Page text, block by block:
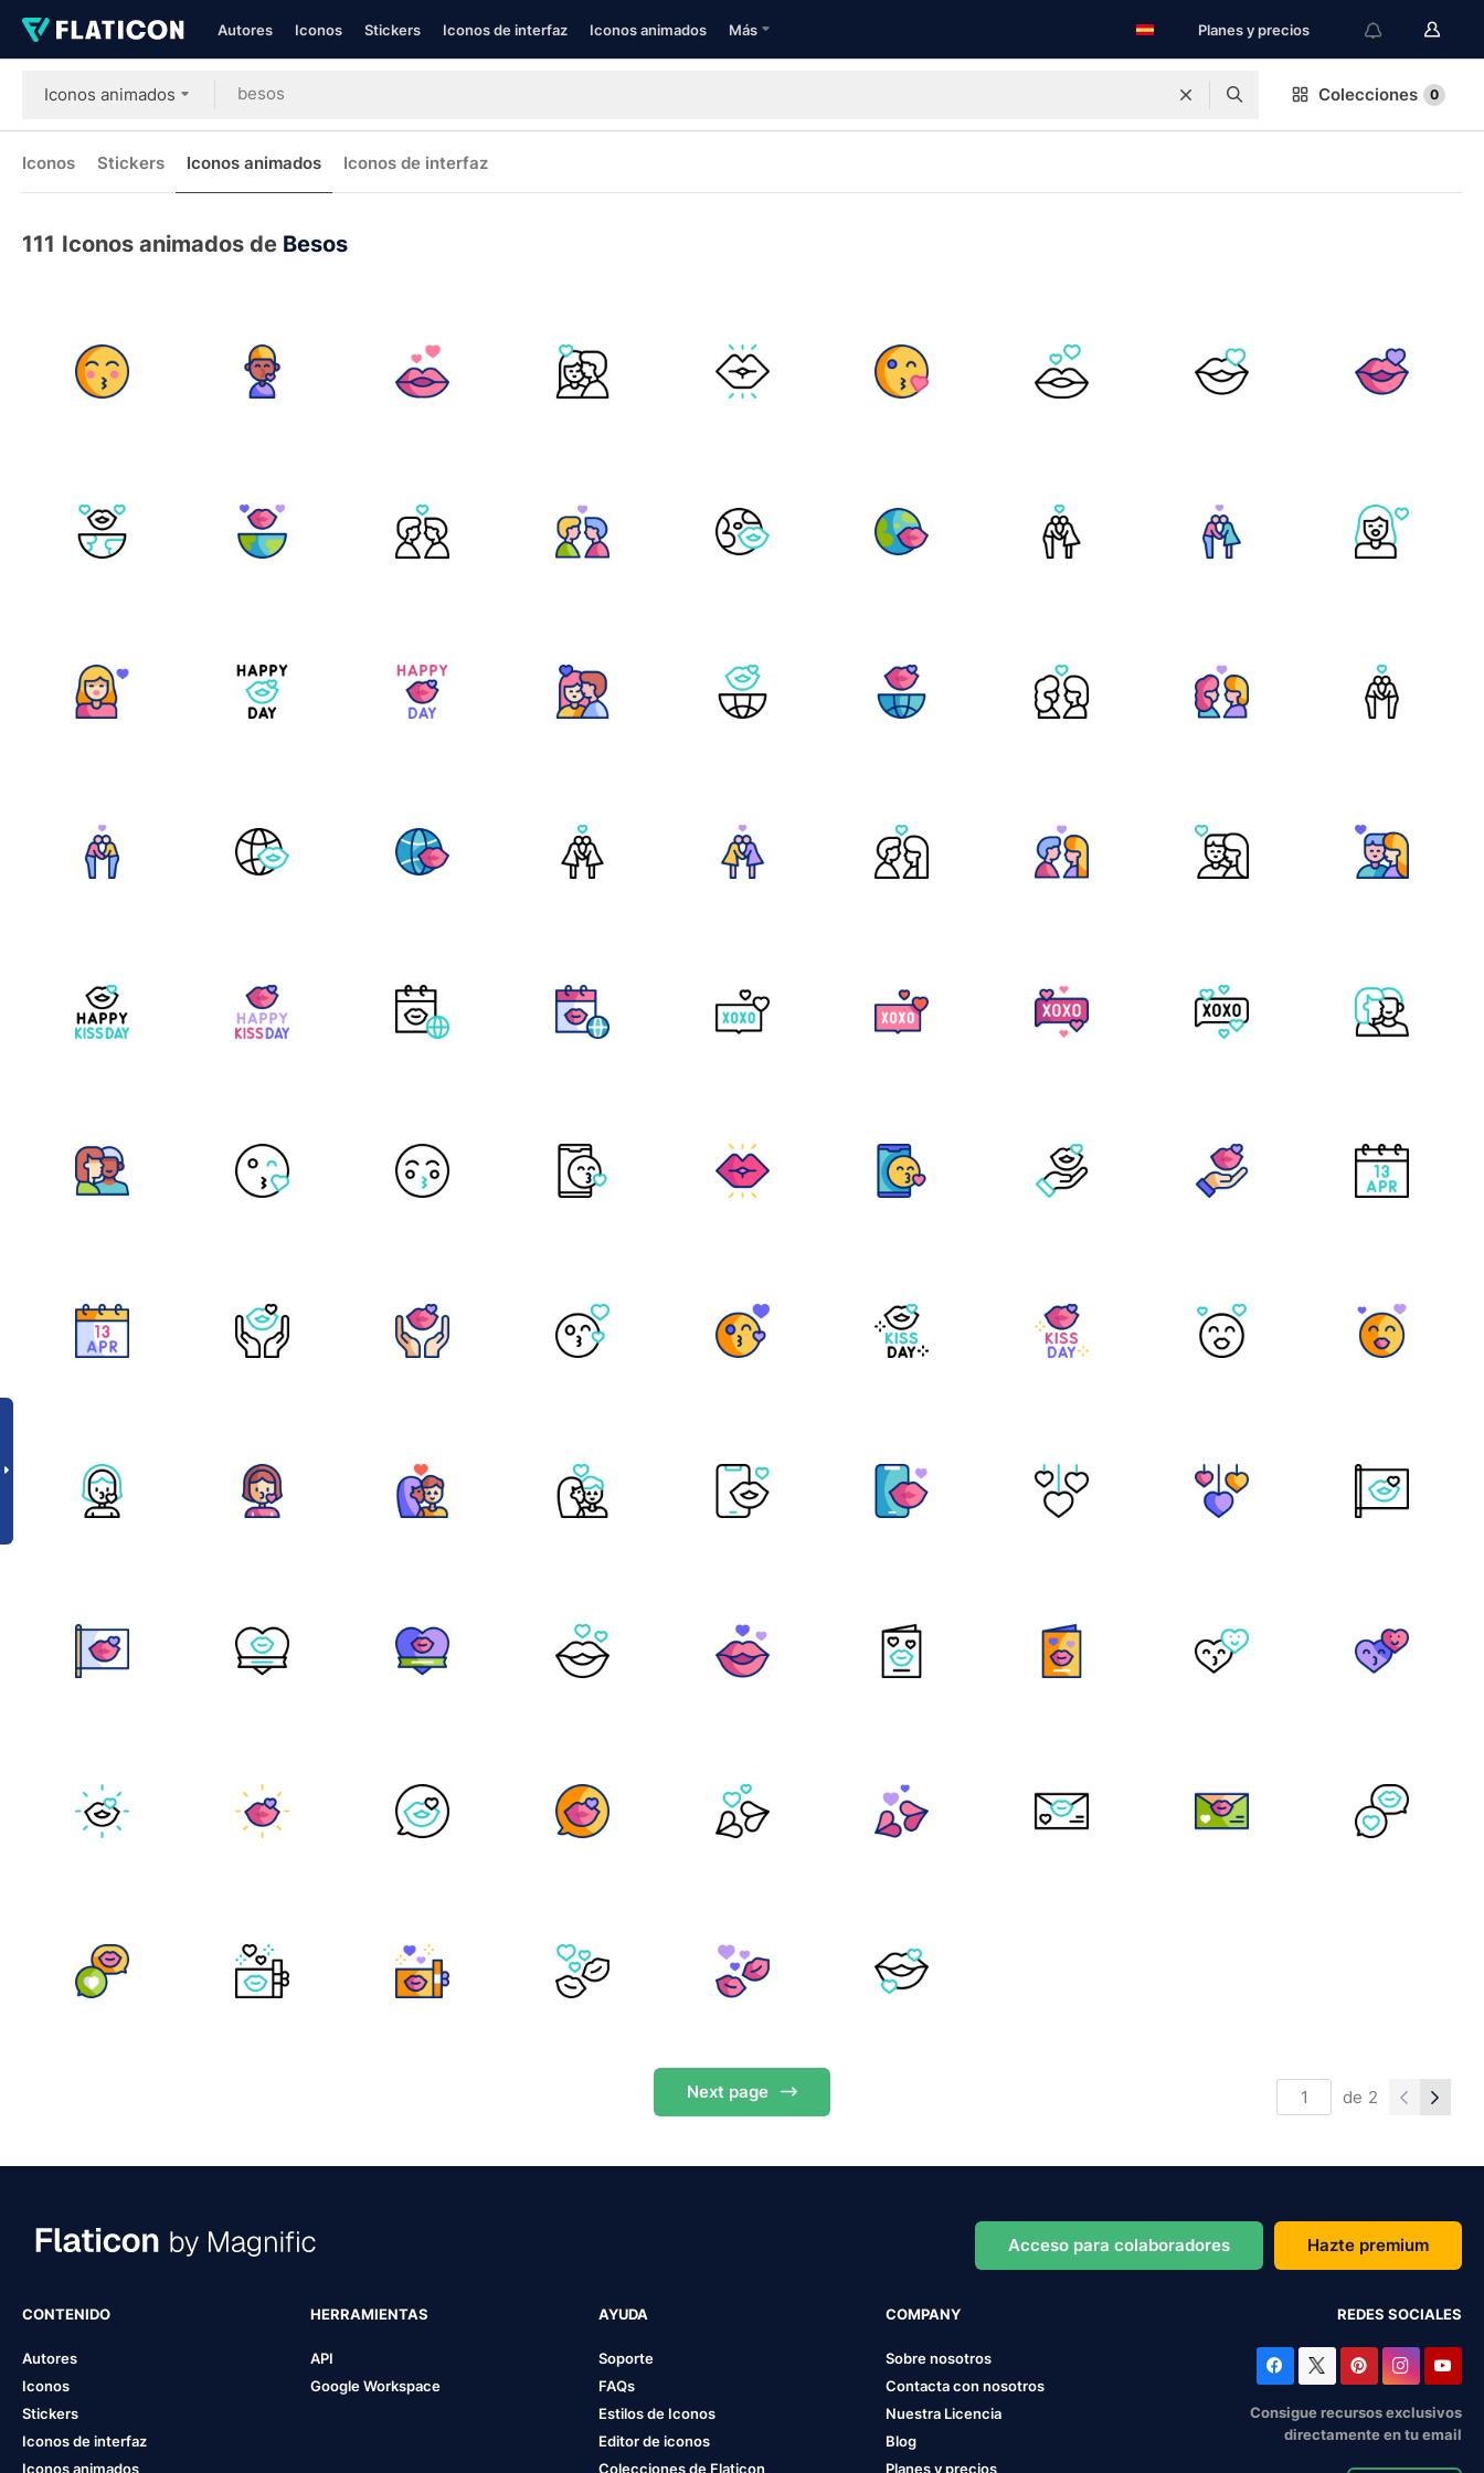
Autores Iconos Stickers Iconos de interfaz Iconos animados Más Planes y precios
Iconos animados Colecciones 0
Iconos Stickers Iconos animados Iconos de interfaz
111 Iconos animados de Besos
Next page de 2
Acceso para colaboradores Hazte premium
CONTENIDO
Autores
Iconos
Stickers
Iconos de interfaz
Iconos animados
HERRAMIENTAS
API
Google Workspace
AYUDA
Soporte
FAQs
Estilos de Iconos
Editor de iconos
Colecciones de Flaticon
COMPANY
Sobre nosotros
Contacta con nosotros
Nuestra Licencia
Blog
Planes y precios
REDES SOCIALES
Consigue recursos exclusivos
directamente en tu email